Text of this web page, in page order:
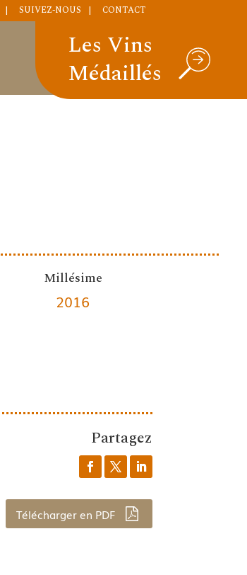
SUIVEZ-NOUS CONTACT
Les Vins
Médaillés
Millésime
2016
Partagez
Télécharger en PDF